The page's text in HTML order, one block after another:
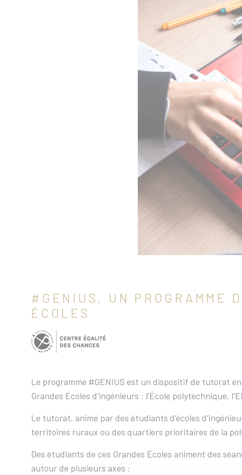
#GENIUS, UN PROGRAMME
ÉCOLES
Le programme #GENIUS est un dispositif de tutorat
Grandes Écoles d'ingénieurs : l’École polytechnique,
Le tutorat, animé par des étudiants d'écoles
territoires ruraux ou des quartiers prioritaires de la
Des étudiants de ces Grandes Écoles animent des
autour de plusieurs axes :